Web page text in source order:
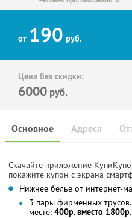
от 190 руб.
Цена без скидки:
6000 руб.
Основное Адреса
Скачайте приложение
покажите купон с экрана
Нижнее белье от интернет-
3 пары фирменных
месте: 400р. вместо 1800р.